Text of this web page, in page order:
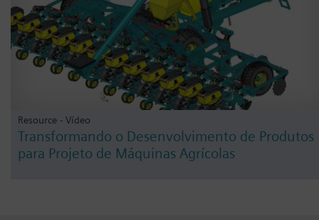
Resource - Vídeo
Transformando o Desenvolvimento de Produtos
para Projeto de Máquinas Agrícolas